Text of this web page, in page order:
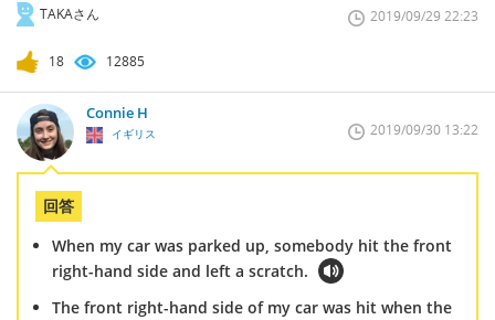
TAKAさん 2019/09/29 22:23
18 12885
Connie H
イギリス 2019/09/30 13:22
回答
When my car was parked up, somebody hit the front
right-hand side and left a scratch.
The front right-hand side of my car was hit when the